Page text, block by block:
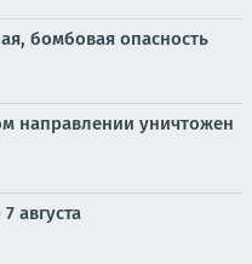
бомбовая опасность
направлении уничтожен
августа